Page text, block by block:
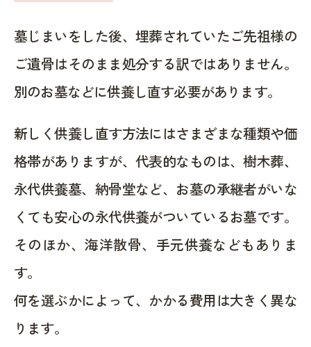
墓じまいをした後、埋葬されていたご先祖様の
ご遺骨はそのまま処分する訳ではありません。
別のお墓などに供養し直す必要があります。
新しく供養し直す方法にはさまざまな種類や価
格帯がありますが、代表的なものは、樹木葬、
永代供養墓、納骨堂など、お墓の承継者がいな
くても安心の永代供養がついているお墓です。
そのほか、海洋散骨、手元供養などもありま
す。
何を選ぶかによって、かかる費用は大きく異な
ります。